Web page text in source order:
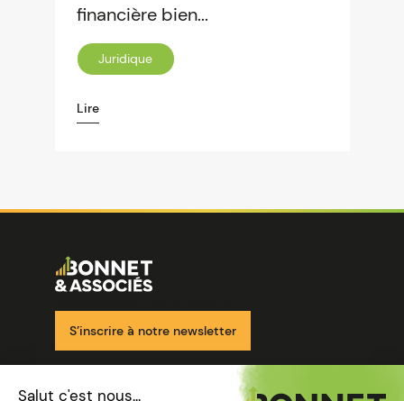
financière bien...
Juridique
Lire
Image
S’inscrire à notre newsletter